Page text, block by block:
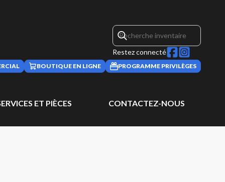
Restez connecté
BOUTIQUE EN LIGNE PROGRAMME PRIVILÈGES
ET PIÈCES CONTACTEZ-NOUS